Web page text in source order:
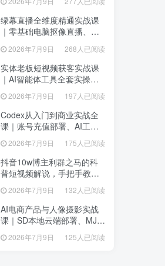
播、长效变现全套商业思维
课
2026年7月9日 277人已阅读
绿幕直播全维度精通实战课
｜零基础电脑抠像直播、
OBS高阶调试、多平台高清
开播、直播间视觉美化落地
教程
2026年7月9日 268人已阅读
实体老板短视频获客实战课
｜AI智能体工具全套实操、
门店IP打造、爆款变现选
题、数字人无人出镜引流完
整教程
2026年7月9日 197人已阅读
Codex从入门到商业实战全
课｜账号充值部署、AI工具
联动、核心功能精讲、自动
化搭建、全站项目开发零基
础教程
2026年7月9日 175人已阅读
抖音10w博主利群之马的科
普短视频解说，手把手教你
解锁伙伴计划+精选独家收
益，从素材到成片全流程
2026年7月9日 132人已阅读
AI电商产品与人像摄影实战
课｜SD本地云端部署、MJ全
套操作、多品类商品商用出
图、创意风格人像AI绘图完
2026年7月9日 125人已阅读
播、长效变现全套商业思维
课
绿幕直播全维度精通实战课
｜零基础电脑抠像直播、
开播、直播间视觉美化落地
教程
2026年7月9日 268人已阅读
实体老板短视频获客实战课
｜AI智能体工具全套实操、
题、数字人无人出镜引流完
整教程
2026年7月9日 197人已阅读
Codex从入门到商业实战全
课｜账号充值部署、AI工具
化搭建、全站项目开发零基
础教程
2026年7月9日 175人已阅读
抖音10w博主利群之马的科
普短视频解说，手把手教你
益，从素材到成片全流程
2026年7月9日 132人已阅读
AI电商产品与人像摄影实战
课｜SD本地云端部署、MJ全
图、创意风格人像AI绘图完
2026年7月9日 125人已阅读